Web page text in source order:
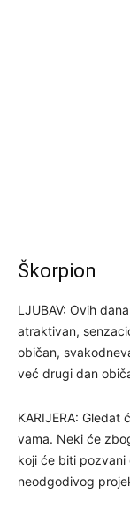
Škorpion
LJUBAV: Ovih
atraktivan,
običan,
već drugi dan
KARIJERA:
vama. Neki će
koji će biti pozvani
neodgodivog